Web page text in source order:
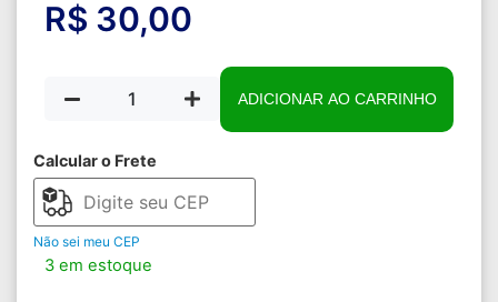
R$ 30,00
ADICIONAR AO CARRINHO
Calcular o Frete
Não sei meu CEP
3 em estoque